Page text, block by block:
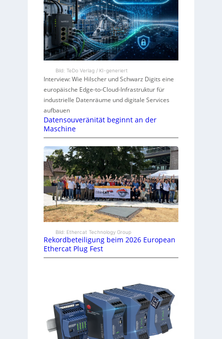
Bild: TeDo Verlag / KI-generiert
Interview: Wie Hilscher und Schwarz Digits eine
europäische Edge-to-Cloud-Infrastruktur für
industrielle Datenräume und digitale Services
aufbauen
Datensouveränität beginnt an der
Maschine
Bild: Ethercat Technology Group
Rekordbeteiligung beim 2026 European
Ethercat Plug Fest